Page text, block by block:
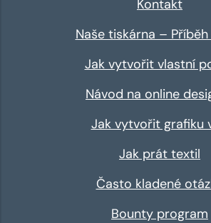
Kontakt
Naše tiskárna – Příběh
Jak vytvořit vlastní
Návod na online
Jak vytvořit grafiku
Jak prát textil
Často kladené
Bounty program